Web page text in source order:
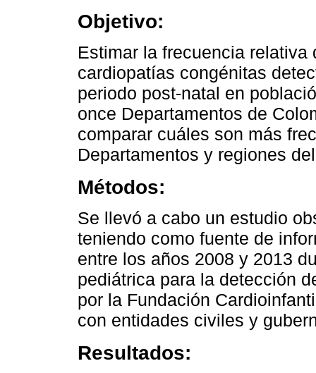
Objetivo:
Estimar la frecuencia relativa
cardiopatías congénitas
periodo post-natal en
once Departamentos de
comparar cuáles son más
Departamentos y regiones
Métodos:
Se llevó a cabo un estudio
teniendo como fuente de
entre los años 2008 y 2013
pediátrica para la detección
por la Fundación
con entidades civiles y
Resultados: